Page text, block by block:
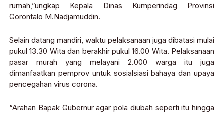
rumah,”ungkap Kepala Dinas Kumperindag Provinsi
Gorontalo M.Nadjamuddin.
Selain datang mandiri, waktu pelaksanaan juga dibatasi mulai
pukul 13.30 Wita dan berakhir pukul 16.00 Wita. Pelaksanaan
pasar murah yang melayani 2.000 warga itu juga
dimanfaatkan pemprov untuk sosialsiasi bahaya dan upaya
pencegahan virus corona.
“Arahan Bapak Gubernur agar pola diubah seperti itu hingga